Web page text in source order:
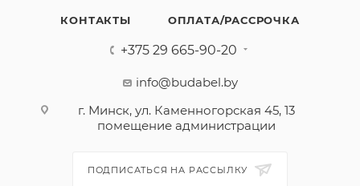
КОНТАКТЫ ОПЛАТА/РАССРОЧКА
+375 29 665-90-20
info@budabel.by
г. Минск, ул. Каменногорская 45, 13
помещение администрации
ПОДПИСАТЬСЯ НА РАССЫЛКУ